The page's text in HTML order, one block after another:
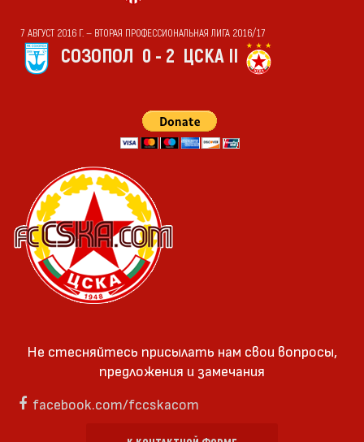
7 АВГУСТ 2016 Г. — ВТОРАЯ ПРОФЕССИОНАЛЬНАЯ ЛИГА 2016/17
СОЗОПОЛ 0 - 2 ЦСКА II
Не стесняйтесь присылать нам свои вопросы,
предложения и замечания
facebook.com/fccskacom